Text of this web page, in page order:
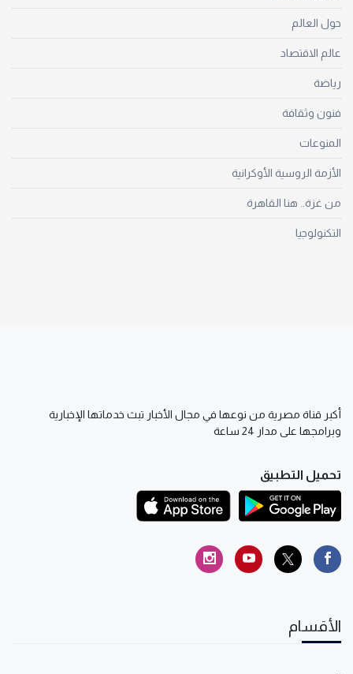
حول العالم
عالم الاقتصاد
رياضة
فنون وثقافة
المنوعات
الأزمة الروسية الأوكرانية
من غزة.. هنا القاهرة
التكنولوجيا
أكبر قناة مصرية من نوعها في مجال الأخبار تبث خدماتها الإخبارية
وبرامجها على مدار 24 ساعة
تحميل التطبيق
الأقسام